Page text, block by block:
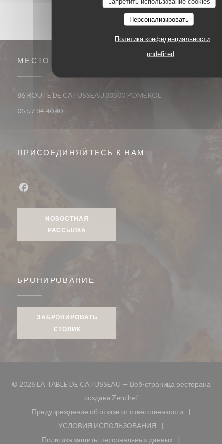
Запретить использование cookies
Персонализировать
Политика конфиденциальности
undefined
МЕСТО
86 ROUTE DE CATUSSEAU 33500 POMEROL
05 57 84 40 40
ПРИСОЕДИНЯЙТЕСЬ К НАМ
НОВОСТНАЯ
РАССЫЛКА
БРОНИРОВАНИЕ
ЗАБРОНИРОВАТЬ
СТОЛИК
© 2026 LA TABLE DE CATUSSEAU — Веб-страница ресторана
создана Zenchef((открывается в новом
Предупреждение об отказе от ответственности
((открывается в новом окне))
УСЛОВИЯ ИСПОЛЬЗОВАНИЯ
((открывается в новом окне))
Политика защиты персональных данных